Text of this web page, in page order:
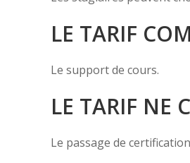
LE TARIF
Le support de cours.
LE TARIF NE
Le passage de